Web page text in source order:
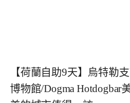
【荷蘭自助9天】烏特勒
博物館/Dogma Hotdogbar